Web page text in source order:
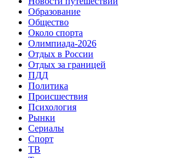
Образование
Общество
Около спорта
Олимпиада-2026
Отдых в России
Отдых за границей
ПДД
Политика
Происшествия
Психология
Рынки
Сериалы
Спорт
ТВ